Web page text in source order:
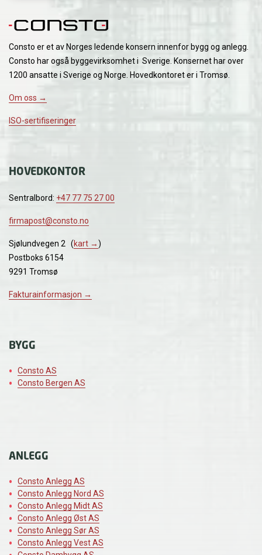
Consto er et av Norges ledende konsern innenfor bygg og anlegg.
Consto har også byggevirksomhet i Sverige. Konsernet har over
1200 ansatte i Sverige og Norge. Hovedkontoret er i Tromsø.
Om oss →
ISO-sertifiseringer
HOVEDKONTOR
Sentralbord: +47 77 75 27 00
firmapost@consto.no
Sjølundvegen 2 (kart →)
Postboks 6154
9291 Tromsø
Fakturainformasjon →
BYGG
Consto AS
Consto Bergen AS
ANLEGG
Consto Anlegg AS
Consto Anlegg Nord AS
Consto Anlegg Midt AS
Consto Anlegg Øst AS
Consto Anlegg Sør AS
Consto Anlegg Vest AS